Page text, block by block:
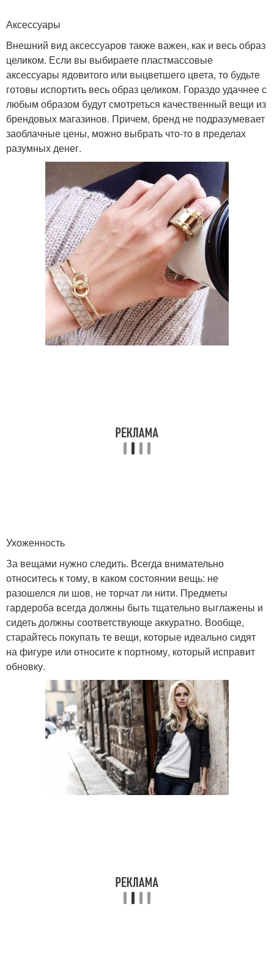
Аксессуары
Внешний вид аксессуаров также важен, как и весь образ
целиком. Если вы выбираете пластмассовые
аксессуары ядовитого или выцветшего цвета, то будьте
готовы испортить весь образ целиком. Гораздо удачнее с
любым образом будут смотреться качественный вещи из
брендовых магазинов. Причем, бренд не подразумевает
заоблачные цены, можно выбрать что-то в пределах
разумных денег.
Ухоженность
За вещами нужно следить. Всегда внимательно
относитесь к тому, в каком состоянии вещь: не
разошелся ли шов, не торчат ли нити. Предметы
гардероба всегда должны быть тщательно выглажены и
сидеть должны соответствующе аккуратно. Вообще,
старайтесь покупать те вещи, которые идеально сидят
на фигуре или относите к портному, который исправит
обновку.